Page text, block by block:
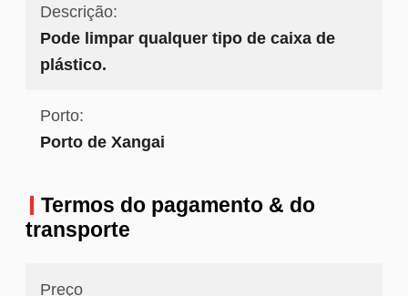
Descrição:
Pode limpar qualquer tipo de caixa de
plástico.
Porto:
Porto de Xangai
Termos do pagamento & do
transporte
Preço